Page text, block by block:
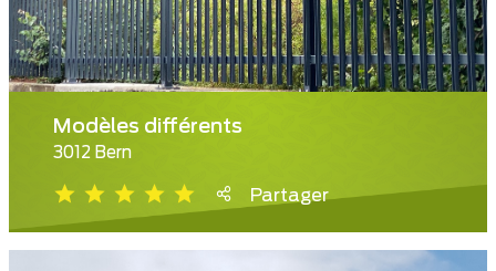
Modèles différents
3012 Bern
Partager